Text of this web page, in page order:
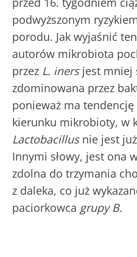
podwyższonym
porodu. Jak wyjaśnić
autorów mikrobiota
przez L. inersjest mniej
zdominowana przez
ponieważ ma
kierunku mikrobioty, w
Lactobacillusnie jest
Innymi słowy, jest ona
zdolna do trzymania
z daleka, co już
paciorkowca grupy B.